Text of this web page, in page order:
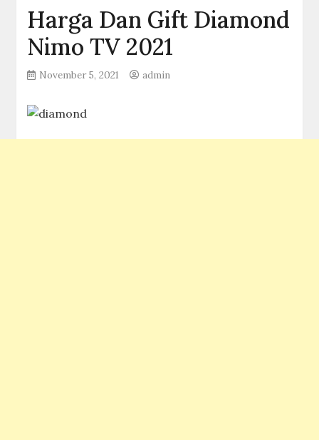
Harga Dan Gift Diamond
Nimo TV 2021
November 5, 2021 admin